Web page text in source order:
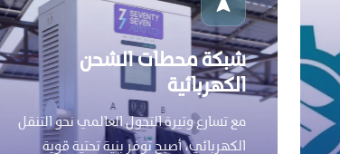
شبكة محطات الشحن
الكهربائية
مع تسارع وتيرة التحول العالمي نحو التنقل
الكهربائي، أصبح توفر بنية تحتية قوية